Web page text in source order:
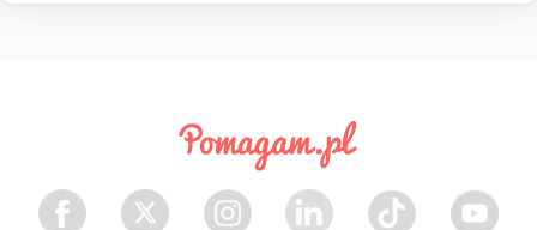
Facebook Twitter Instagram LinkedIn TikTok Youtube